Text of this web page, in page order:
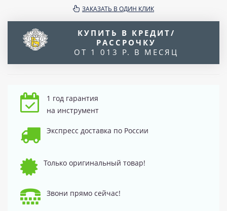
ЗАКАЗАТЬ В ОДИН КЛИК
КУПИТЬ В КРЕДИТ/
РАССРОЧКУ
ОТ 1 013 Р. В МЕСЯЦ
1 год гарантия
на инструмент
Экспресс доставка по России
Только оригинальный товар!
Звони прямо сейчас!